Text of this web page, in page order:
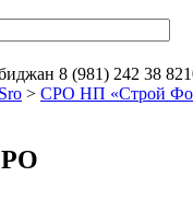
8 (981) 242 38 82
> СРО НП «Строй